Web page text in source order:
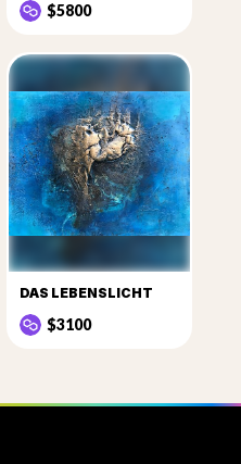
$5800
DAS LEBENSLICHT
$3100